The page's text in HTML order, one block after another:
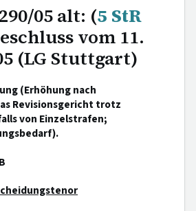
05 alt: (5 StR
vom 11.
(LG Stuttgart)
(Erhöhung nach
Revisionsgericht trotz
von Einzelstrafen;